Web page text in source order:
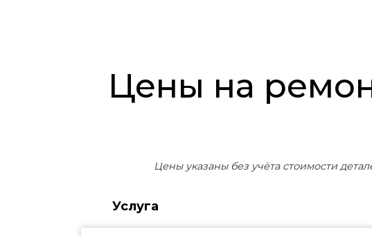
Цены на ремонт телефонов Zenfone Max
Цены указаны без учёта стоимости
Услуга